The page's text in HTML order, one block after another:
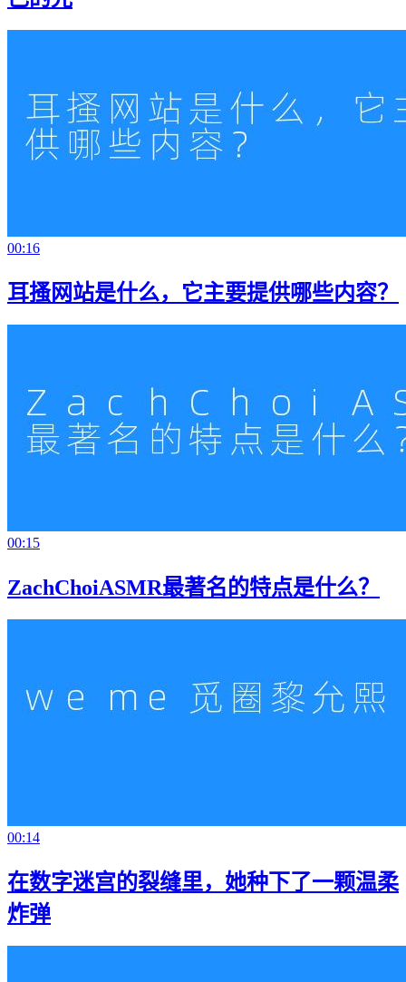
00:16
耳搔网站是什么，它主要提供哪些内容？
00:15
ZachChoiASMR最著名的特点是什么？
00:14
在数字迷宫的裂缝里，她种下了一颗温柔
炸弹